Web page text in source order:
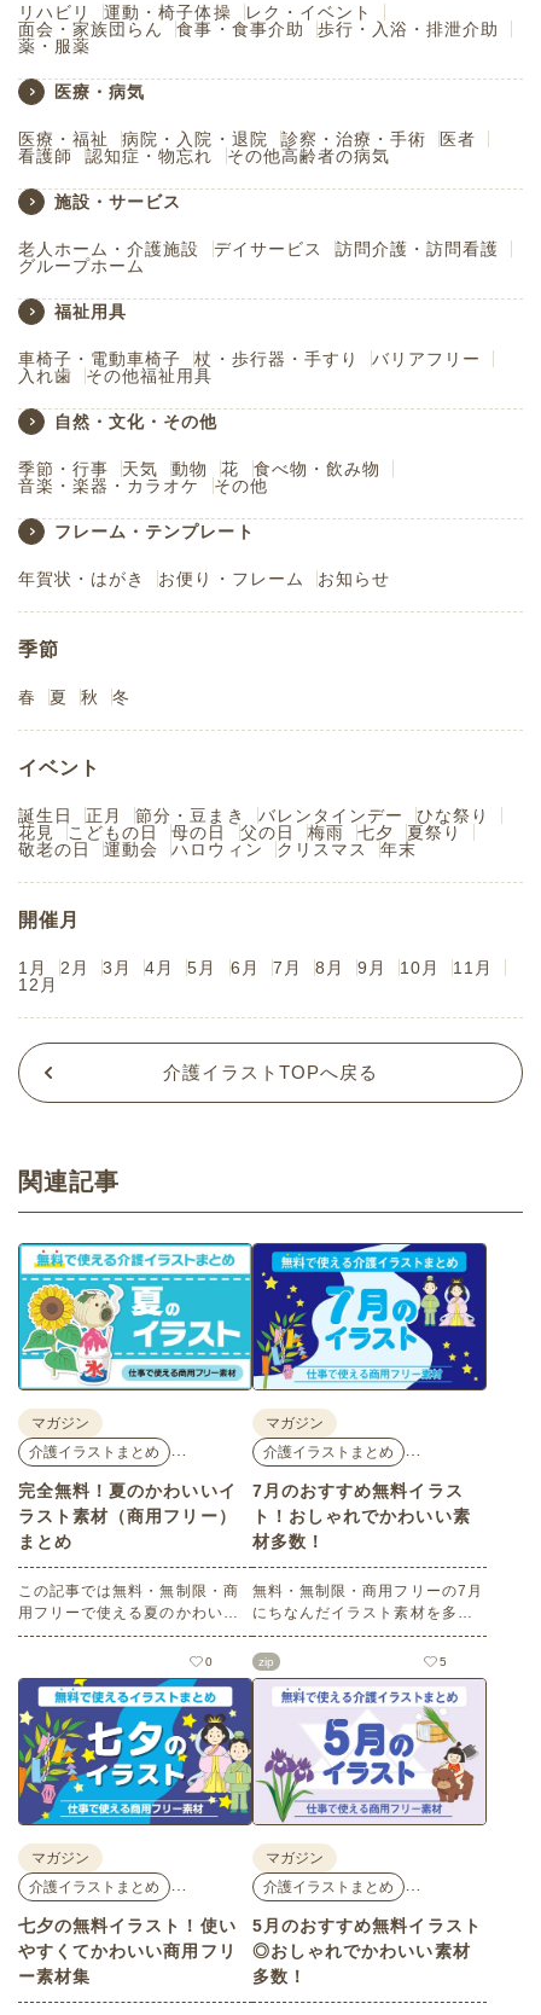
リハビリ 運動・椅子体操
レク・イベント
面会・家族団らん
食事・食事介助
歩行・入浴・排泄介助
薬・服薬
医療・病気
医療・福祉 病院・入院・退院 診察・治療・手術
医者
看護師
認知症・物忘れ その他高齢者の病気
施設・サービス
老人ホーム・介護施設 デイサービス
訪問介護・訪問看護
グループホーム
福祉用具
車椅子・電動車椅子 杖・歩行器・手すり
バリアフリー
入れ歯
その他福祉用具
自然・文化・その他
季節・行事 天気 動物 花
食べ物・飲み物
音楽・楽器・カラオケ
その他
フレーム・テンプレート
年賀状・はがき お便り・フレーム お知らせ
季節
春 夏 秋 冬
イベント
誕生日 正月 節分・豆まき バレンタインデー
ひな祭り
花見
こどもの日 母の日 父の日 梅雨 七夕
夏祭り
敬老の日
運動会 ハロウィン クリスマス 年末
開催月
1月 2月 3月 4月 5月 6月 7月 8月 9月 10月
11月
12月
介護イラストTOPへ戻る
関連記事
マガジン
介護イラストまとめ
完全無料！夏のかわいいイ
ラスト素材（商用フリー）
まとめ
この記事では無料・無制限・商
用フリーで使える夏のかわいい
イラスト素材を多数ご紹介いた
します。夏の花であるひまわり
や朝顔、夏祭り、花火、七夕な
ど夏ならではのかわいいイラス
トをご用意！ポスターやパンフ
レットなどで使いやすいテイス
トなので、ぜひご活用くださ
い。
0
マガジン
介護イラストまとめ
7月のおすすめ無料イラス
ト！おしゃれでかわいい素
材多数！
無料・無制限・商用フリーの7月
にちなんだイラスト素材を多数
ご紹介します。どれも印刷に適
した解像度で、点数制限なしで
自由に使える素材ばかり♪どなた
でもご利用いただけます！ぜひ
ご活用ください。
zip 5
マガジン
介護イラストまとめ
七夕の無料イラスト！使い
やすくてかわいい商用フリ
ー素材集
マガジン
介護イラストまとめ
5月のおすすめ無料イラスト
◎おしゃれでかわいい素材
多数！